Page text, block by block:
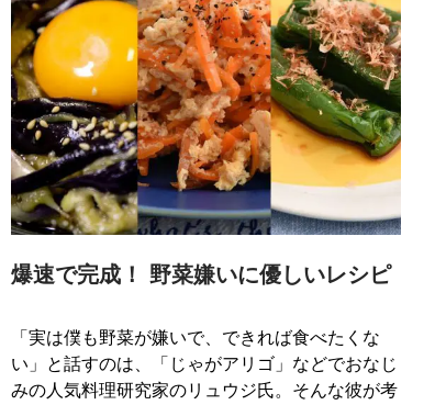
爆速で完成！ 野菜嫌いに優しいレシピ
「実は僕も野菜が嫌いで、できれば食べたくな
い」と話すのは、「じゃがアリゴ」などでおなじ
みの人気料理研究家のリュウジ氏。そんな彼が考